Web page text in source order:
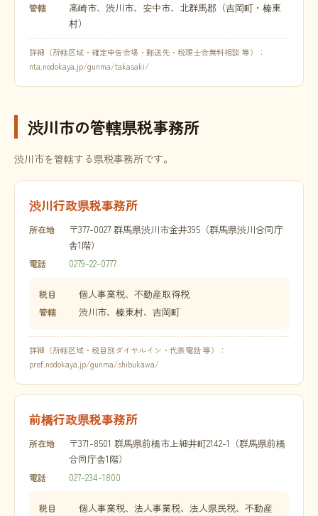
管轄
高崎市、渋川市、安中市、北群馬郡（吉岡町・榛東
村）
詳細（所轄区域・確定申告会場・郵送先・税理士会無料相談 等）：
nta.nodokaya.jp/gunma/takasaki/
渋川市の管轄県税事務所
渋川市を管轄する県税事務所です。
渋川行政県税事務所
所在地
〒377-0027 群馬県渋川市金井395（群馬県渋川合同庁
舎1階）
電話 0279-22-0777
税目 個人事業税、不動産取得税
管轄 渋川市、榛東村、吉岡町
詳細（所轄区域・税目別ダイヤルイン・代表電話 等）：
pref.nodokaya.jp/gunma/shibukawa/
前橋行政県税事務所
所在地
〒371-8501 群馬県前橋市上細井町2142-1（群馬県前橋
合同庁舎1階）
電話 027-234-1800
税目
個人事業税、法人事業税、法人県民税、不動産